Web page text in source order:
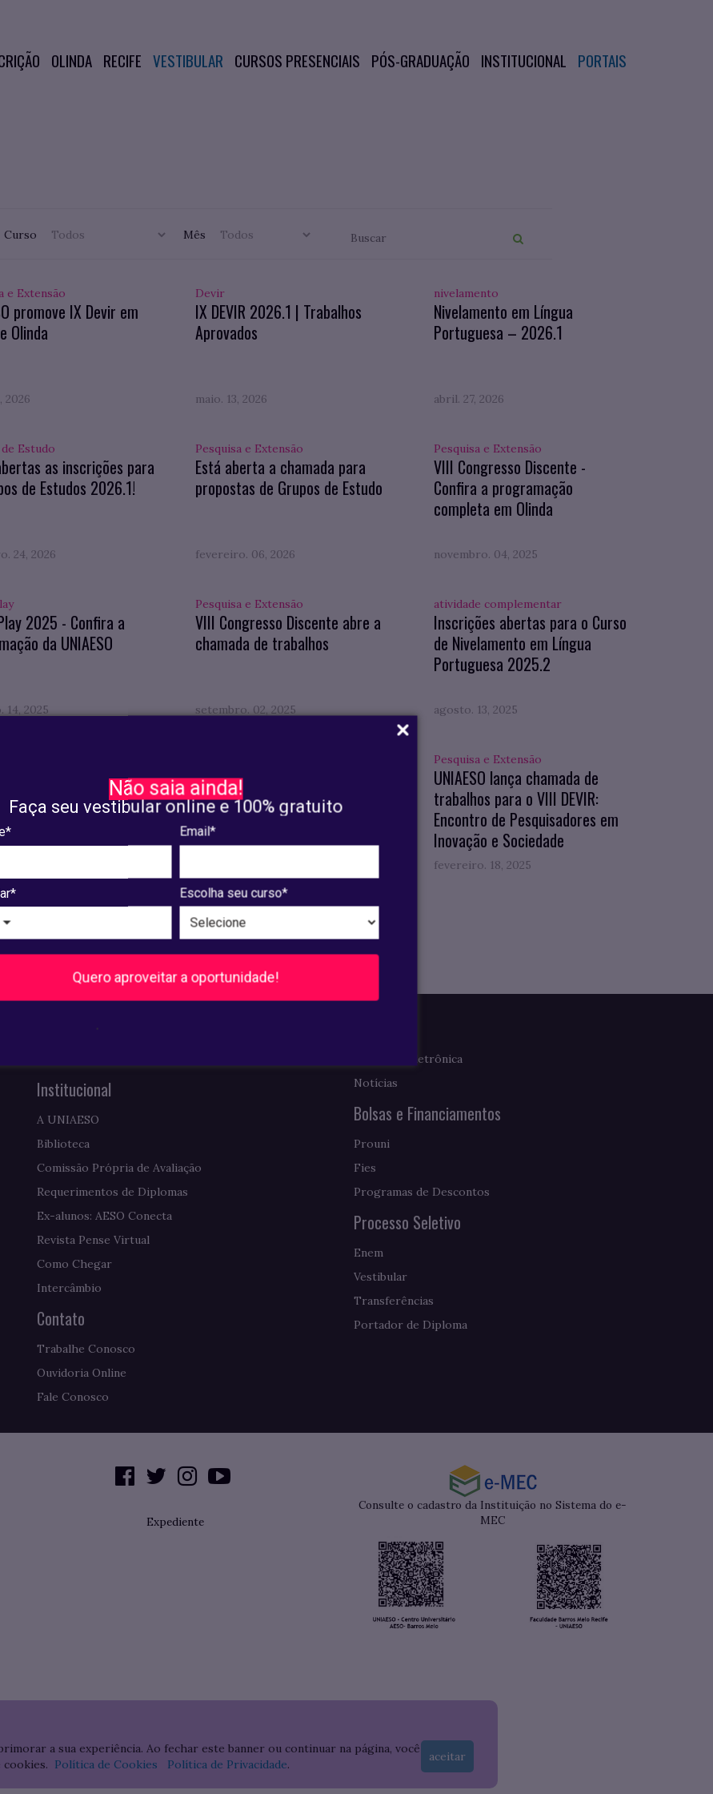
Não saia ainda!
Faça seu vestibular online e 100% gratuito
Email*
Escolha seu curso*
Quero aproveitar a oportunidade!
OLINDA RECIFE VESTIBULAR CURSOS PRESENCIAIS PÓS-GRADUAÇÃO INSTITUCIONAL PORTAIS
Curso Mês
e Extensão
promove IX Devir em
Olinda
2026
Devir
IX DEVIR 2026.1 | Trabalhos
Aprovados
maio. 13, 2026
nivelamento
Nivelamento em Língua
Portuguesa – 2026.1
abril. 27, 2026
Estudo
as inscrições para
de Estudos 2026.1!
24, 2026
Pesquisa e Extensão
Está aberta a chamada para
propostas de Grupos de Estudo
fevereiro. 06, 2026
Pesquisa e Extensão
VIII Congresso Discente -
Confira a programação
completa em Olinda
novembro. 04, 2025
2025 - Confira a
da UNIAESO
14, 2025
Pesquisa e Extensão
VIII Congresso Discente abre a
chamada de trabalhos
setembro. 02, 2025
atividade complementar
Inscrições abertas para o Curso
de Nivelamento em Língua
Portuguesa 2025.2
agosto. 13, 2025
para as apresentações
Confira a lista com trabalhos
aprovados para apresentação no
VIII Devir
Pesquisa e Extensão
UNIAESO lança chamada de
trabalhos para o VIII DEVIR:
Encontro de Pesquisadores em
Inovação e Sociedade
fevereiro. 18, 2025
a sua experiência. Ao fechar este banner ou continuar na página, você
cookies. Política de Cookies Política de Privacidade.
aceitar
Pós-Graduação
Institucional
A UNIAESO
Biblioteca
Comissão Própria de Avaliação
Requerimentos de Diplomas
Ex-alunos: AESO Conecta
Revista Pense Virtual
Como Chegar
Intercâmbio
Contato
Trabalhe Conosco
Ouvidoria Online
Fale Conosco
Clipagem Eletrônica
Notícias
Bolsas e Financiamentos
Prouni
Fies
Programas de Descontos
Processo Seletivo
Enem
Vestibular
Transferências
Portador de Diploma
Expediente
Consulte o cadastro da Instituição no Sistema do e-
MEC